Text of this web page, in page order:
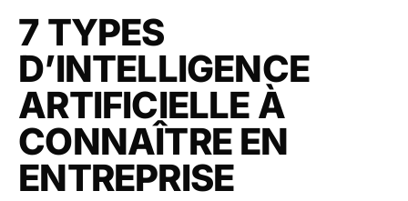
7 TYPES
D’INTELLIGENCE
ARTIFICIELLE À
CONNAÎTRE EN
ENTREPRISE